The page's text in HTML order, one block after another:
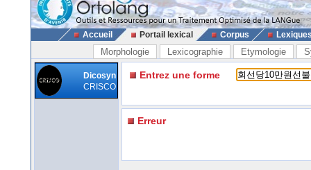
Accueil Portail lexical Corpus
Morphologie Lexicographie Etymologie
Dicosyn
CRISCO
Entrez une forme
Erreur